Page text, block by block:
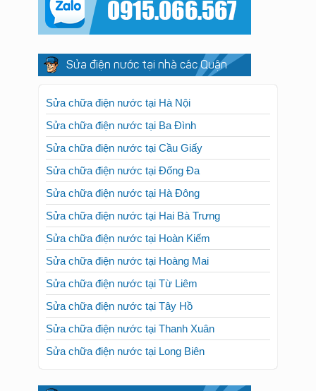
Sửa điện nước tại nhà các Quận
Sửa chữa điện nước tại Hà Nội
Sửa chữa điện nước tại Ba Đình
Sửa chữa điện nước tại Cầu Giấy
Sửa chữa điện nước tại Đống Đa
Sửa chữa điện nước tại Hà Đông
Sửa chữa điện nước tại Hai Bà Trưng
Sửa chữa điện nước tại Hoàn Kiếm
Sửa chữa điện nước tại Hoàng Mai
Sửa chữa điện nước tại Từ Liêm
Sửa chữa điện nước tại Tây Hồ
Sửa chữa điện nước tại Thanh Xuân
Sửa chữa điện nước tại Long Biên